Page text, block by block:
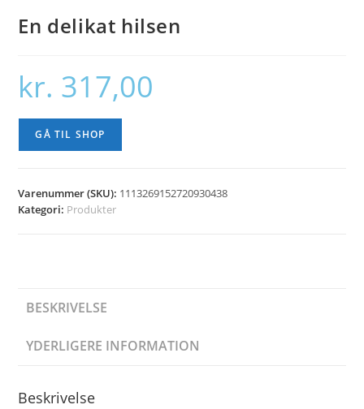
En delikat hilsen
kr. 317,00
GÅ TIL SHOP
Varenummer (SKU): 1113269152720930438
Kategori: Produkter
BESKRIVELSE
YDERLIGERE INFORMATION
Beskrivelse